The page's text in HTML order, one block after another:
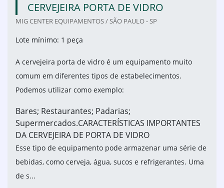
CERVEJEIRA PORTA DE VIDRO
MIG CENTER EQUIPAMENTOS / SÃO PAULO - SP
Lote mínimo: 1 peça
A cervejeira porta de vidro é um equipamento muito
comum em diferentes tipos de estabelecimentos.
Podemos utilizar como exemplo:
Bares; Restaurantes; Padarias;
Supermercados.CARACTERÍSTICAS IMPORTANTES
DA CERVEJEIRA DE PORTA DE VIDRO
Esse tipo de equipamento pode armazenar uma série de
bebidas, como cerveja, água, sucos e refrigerantes. Uma
de s...